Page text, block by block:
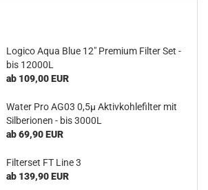
Logico Aqua Blue 12" Premium Filter Set -
bis 12000L
ab 109,00 EUR
Water Pro AG03 0,5µ Aktivkohlefilter mit
Silberionen - bis 3000L
ab 69,90 EUR
Filterset FT Line 3
ab 139,90 EUR